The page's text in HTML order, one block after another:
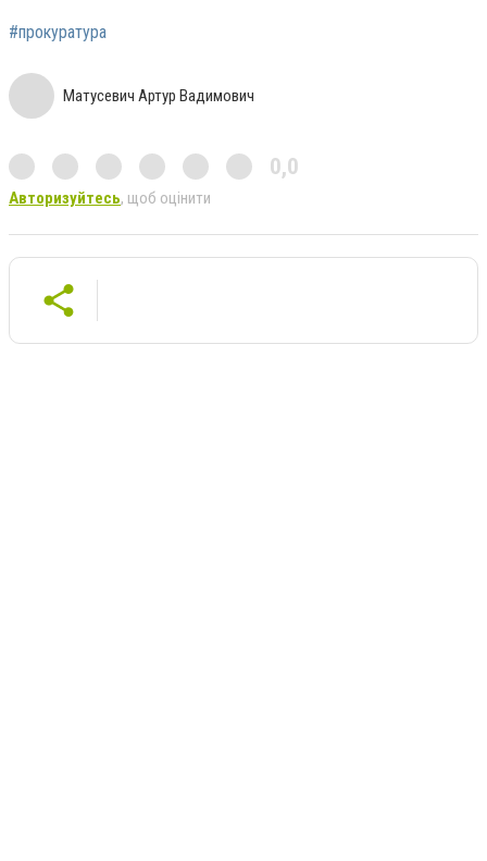
#прокуратура
Матусевич Артур Вадимович
0,0
Авторизуйтесь, щоб оцінити